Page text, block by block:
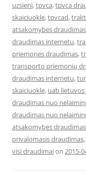
uzsieni,tpvca,tpvca
skaiciuokle,tpvcad,
atsakomybes draudimas
draudimas internetu,
priemones draudimas,
transporto priemonių
draudimas internetu,
skaiciuokle, uab
draudimas nuo
draudimas nuo
atsakomybės draudimas
privalomasis draudimas,
visi draudimaion 2015-